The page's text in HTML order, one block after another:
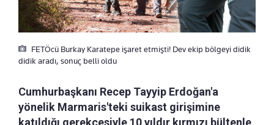
FETÖcü Burkay Karatepe işaret etmişti! Dev ekip bölgeyi didik
didik aradı, sonuç belli oldu
Cumhurbaşkanı Recep Tayyip Erdoğan'a
yönelik Marmaris'teki suikast girişimine
katıldığı gerekçesiyle 10 yıldır kırmızı bültenle